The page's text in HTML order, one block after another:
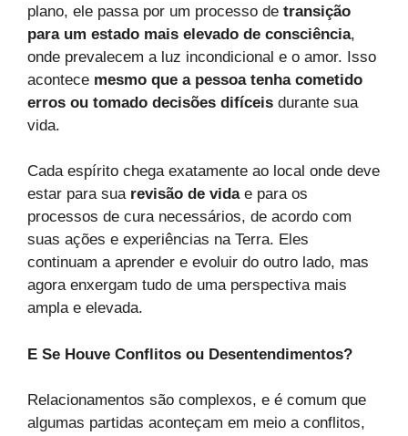
plano, ele passa por um processo de transição
para um estado mais elevado de consciência,
onde prevalecem a luz incondicional e o amor. Isso
acontece mesmo que a pessoa tenha cometido
erros ou tomado decisões difíceis durante sua
vida.
Cada espírito chega exatamente ao local onde deve
estar para sua revisão de vidae para os
processos de cura necessários, de acordo com
suas ações e experiências na Terra. Eles
continuam a aprender e evoluir do outro lado, mas
agora enxergam tudo de uma perspectiva mais
ampla e elevada.
E Se Houve Conflitos ou Desentendimentos?
Relacionamentos são complexos, e é comum que
algumas partidas aconteçam em meio a conflitos,